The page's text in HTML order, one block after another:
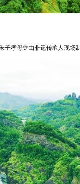
孝母饼由非遗传承人现场